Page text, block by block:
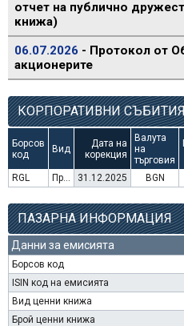
отчет на публично
книжа)
06.07.2026 - Протокол от
акционерите
КОРПОРАТИВНИ
Борсов
код
Вид
Дата на
корекция
Валута
на
търговия
RGL Преминаване към търговия в Евро 31.12.2025 BGN
ПАЗАРНА ИНФОРМАЦИЯ
Данни за емисията
Борсов код
ISIN код на емисията
Вид ценни книжа
Брой ценни книжа